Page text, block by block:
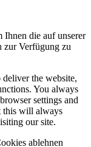
Ihnen die auf unserer
zur Verfügung zu
deliver the website,
You always
settings and
this will always
our site.
ablehnen